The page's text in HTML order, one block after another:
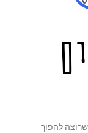
להפוך